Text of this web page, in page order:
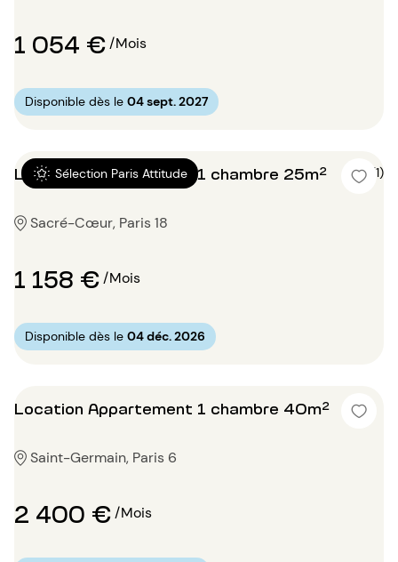
1 054 €/Mois
Disponible dès le 04 sept. 2027
Sélection Paris Attitude
Location Appartement 1 chambre 25m² 5 (1)
Sacré-Cœur, Paris 18
1 158 €/Mois
Disponible dès le 04 déc. 2026
Location Appartement 1 chambre 40m²
Saint-Germain, Paris 6
2 400 €/Mois